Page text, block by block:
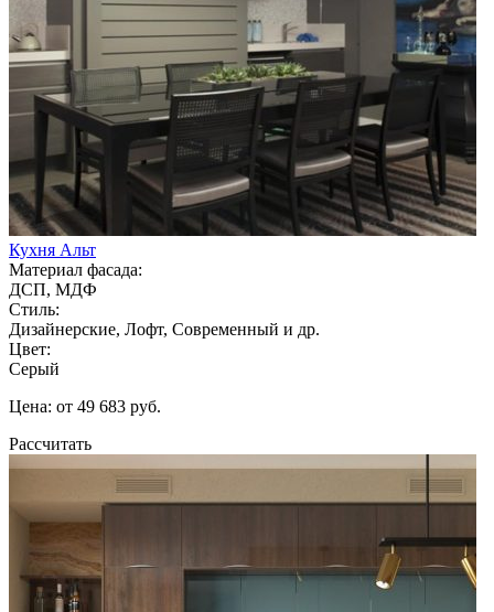
Кухня Альт
Материал фасада:
ДСП, МДФ
Стиль:
Дизайнерские, Лофт, Современный и др.
Цвет:
Серый
Цена: от 49 683 руб.
Рассчитать